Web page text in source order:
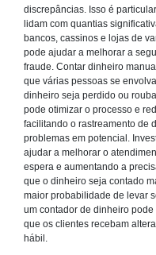
discrepâncias. Isso é
lidam com quantias
bancos, cassinos e lojas de
pode ajudar a melhorar a
fraude. Contar dinheiro
que várias pessoas se
dinheiro seja perdido ou
pode otimizar o processo e
facilitando o rastreamento de
problemas em potencial.
ajudar a melhorar o
espera e aumentando a
que o dinheiro seja contado
maior probabilidade de levar
um contador de dinheiro
que os clientes recebam
hábil.